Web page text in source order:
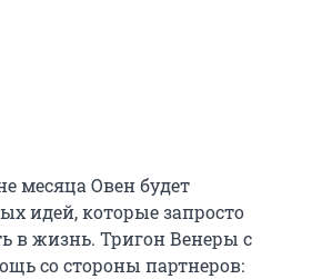
месяца Овен будет
идей, которые запросто
в жизнь. Тригон Венеры с
со стороны партнеров: